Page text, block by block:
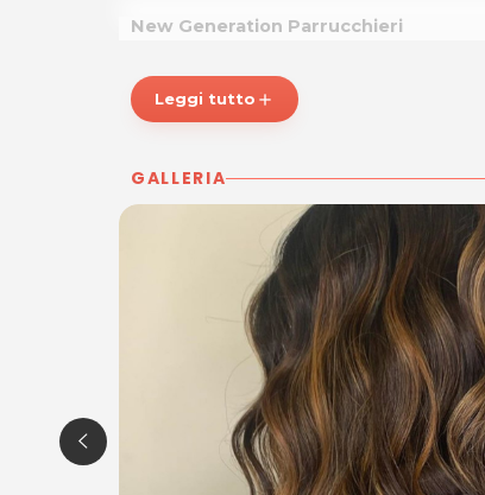
New Generation Parrucchieri
33082 Tiezzo di Azzano Decimo
Cel. 3669973437
P.IVA 04287390274
a posta@espevia.it
Leggi tutto add
GALLERIA